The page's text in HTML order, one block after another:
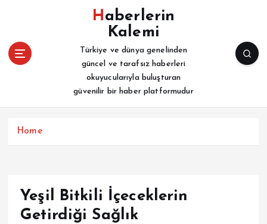
Haberlerin
Kalemi
Türkiye ve dünya genelinden
güncel ve tarafsız haberleri
okuyucularıyla buluşturan
güvenilir bir haber platformudur
Home
Yeşil Bitkili İçeceklerin
Getirdiği Sağlık